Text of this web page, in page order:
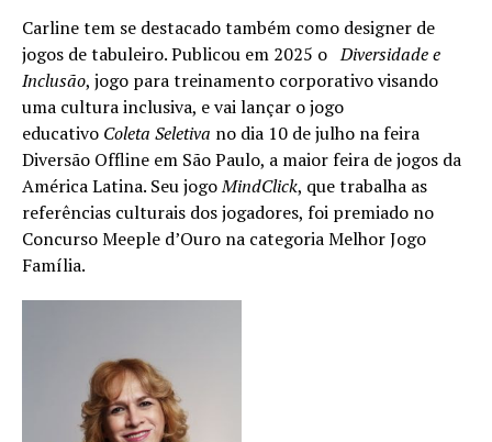
Carline tem se destacado também como designer de
jogos de tabuleiro. Publicou em 2025 oDiversidade e
Inclusão, jogo para treinamento corporativo visando
uma cultura inclusiva, e vai lançar o jogo
educativo Coleta Seletiva no dia 10 de julho na feira
Diversão Offline em São Paulo, a maior feira de jogos da
América Latina. Seu jogoMindClick, que trabalha as
referências culturais dos jogadores, foi premiado no
Concurso Meeple d’Ouro na categoria Melhor Jogo
Família.